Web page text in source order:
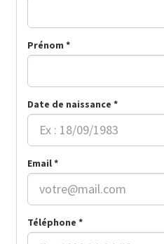
Prénom *
Date de naissance *
Email *
Téléphone *